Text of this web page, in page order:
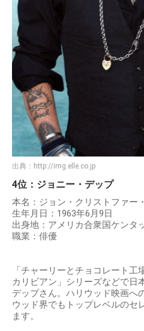
出典： http://img.elle.co.jp
4位：ジョニー・デップ
本名：ジョン・クリストファー
生年月日：1963年6月9日
出身地：アメリカ合衆国ケンタ
職業：俳優
「チャーリーとチョコレート工
カリビアン」シリーズなどで日
デップさん。ハリウッド映画へ
ウッド界でもトップレベルのセ
ます。